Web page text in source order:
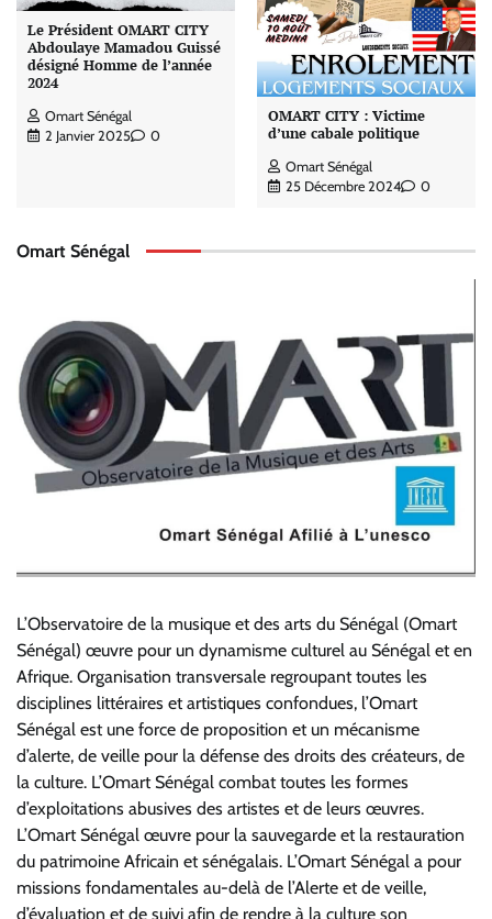
Le Président OMART CITY
Abdoulaye Mamadou Guissé
désigné Homme de l’année
2024
Omart Sénégal
2 Janvier 2025
0
OMART CITY : Victime
d’une cabale politique
Omart Sénégal
25 Décembre 2024
0
Omart Sénégal
L’Observatoire de la musique et des arts du Sénégal (Omart
Sénégal) œuvre pour un dynamisme culturel au Sénégal et en
Afrique. Organisation transversale regroupant toutes les
disciplines littéraires et artistiques confondues, l’Omart
Sénégal est une force de proposition et un mécanisme
d’alerte, de veille pour la défense des droits des créateurs, de
la culture. L’Omart Sénégal combat toutes les formes
d’exploitations abusives des artistes et de leurs œuvres.
L’Omart Sénégal œuvre pour la sauvegarde et la restauration
du patrimoine Africain et sénégalais. L’Omart Sénégal a pour
missions fondamentales au-delà de l’Alerte et de veille,
d’évaluation et de suivi afin de rendre à la culture son